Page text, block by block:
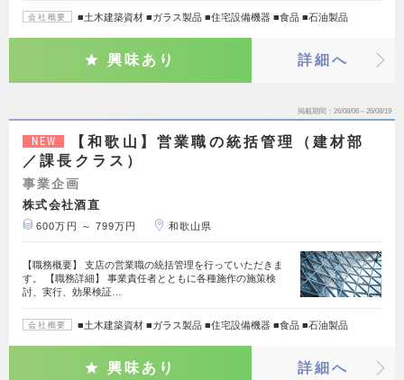
会社概要 ■土木建築資材 ■ガラス製品 ■住宅設備機器 ■食品 ■石油製品
興味あり 詳細へ
掲載期間 26/08/06～26/08/19
NEW
【和歌山】営業職の統括管理（建材部
／課長クラス）
事業企画
株式会社酒直
600万円 ～ 799万円 和歌山県
【職務概要】 支店の営業職の統括管理を行っていただきま
す。 【職務詳細】 事業責任者とともに各種施作の施策検
討、実行、効果検証…
会社概要 ■土木建築資材 ■ガラス製品 ■住宅設備機器 ■食品 ■石油製品
興味あり 詳細へ